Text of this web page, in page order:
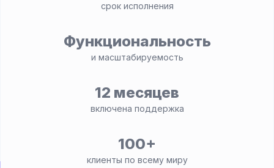
срок исполнения
Функциональность
и масштабируемость
12 месяцев
включена поддержка
100+
клиенты по всему миру